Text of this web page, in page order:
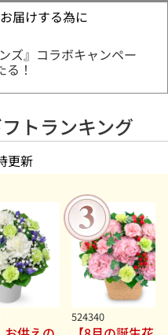
届けする為に
ズ』コラボキャンペー
！
リンドウがおすすめ
ギフト
モア-◆もっと素直に、も
花贈り。
花をご予算から選べます◆
ト
ントやお中元・暑中見舞
トランキング
更新
524340